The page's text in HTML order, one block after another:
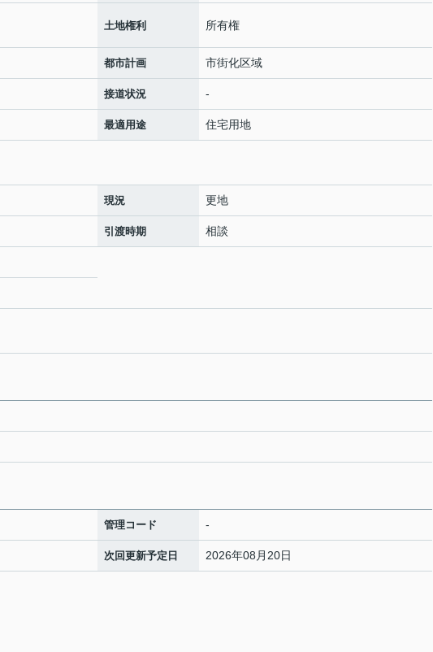
土地権利 所有権
都市計画 市街化区域
接道状況 -
最適用途 住宅用地
現況 更地
引渡時期 相談
管理コード -
次回更新予定日 2026年08月20日